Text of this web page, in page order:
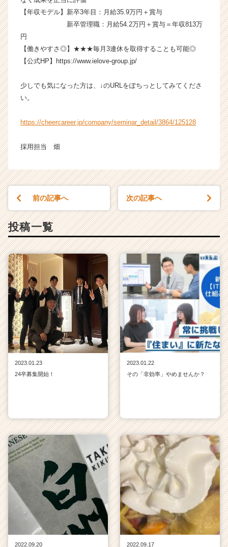
a
r
e
r）
【年収モデル】新卒3年目：月給35.9万円＋賞与
新卒管理職：月給54.2万円＋賞与＝年収813万
円
【働きやすさ◎】★★★毎月3連休を取得することも可能◎
【公式HP】https://www.ielove-group.jp/
少しでも気になった方は、↓のURLをぽちっとしてみてくださ
い。
https://cheercareer.jp/company/seminar_detail/3864/125128
採用担当 畑
前の記事へ 次の記事へ
投稿一覧
2023.01.23
24卒募集開始！
2023.01.22
その「非効率」やめませんか？
2022.09.20 2022.09.17